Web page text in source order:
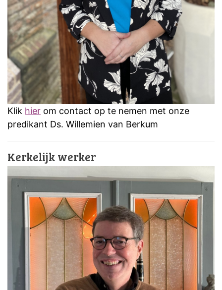
Klik hier om contact op te nemen met onze
predikant Ds. Willemien van Berkum
Kerkelijk werker